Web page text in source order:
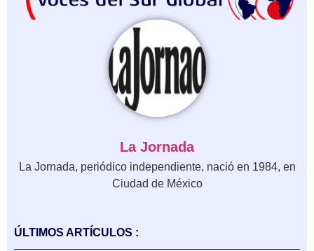
La Jornada
La Jornada, periódico independiente, nació en 1984, en
Ciudad de México
ÚLTIMOS ARTÍCULOS :